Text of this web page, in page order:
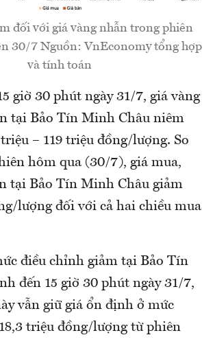
đối với giá vàng nhẫn trong phiên
30/7 Nguồn: VnEconomy tổng hợp
và tính toán
giờ 30 phút ngày 31/7, giá vàng
tại Bảo Tín Minh Châu niêm
– 119 triệu đồng/lượng. So
hôm qua (30/7), giá mua,
tại Bảo Tín Minh Châu giảm
lượng đối với cả hai chiều mua
điều chỉnh giảm tại Bảo Tín
đến 15 giờ 30 phút ngày 31/7,
vẫn giữ giá ổn định ở mức
triệu đồng/lượng từ phiên